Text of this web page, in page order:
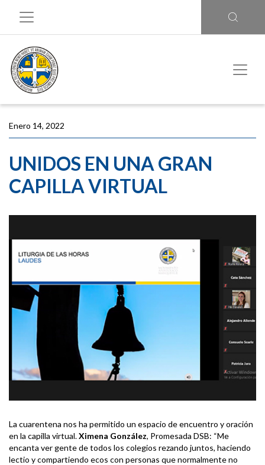
Enero 14, 2022
UNIDOS EN UNA GRAN
CAPILLA VIRTUAL
La cuarentena nos ha permitido un espacio de encuentro y oración
en la capilla virtual.Ximena González, Promesada DSB: “Me
encanta ver gente de todos los colegios rezando juntos, haciendo
lectio y compartiendo ecos con personas que normalmente no